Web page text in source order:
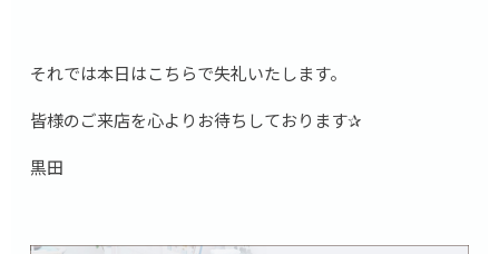
それでは本日はこちらで失礼いたします。
皆様のご来店を心よりお待ちしております✰
黒田